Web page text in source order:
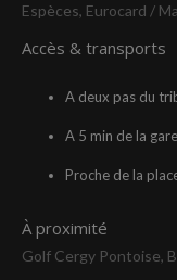
Espèces, Eurocard /
Accès & transports
A deux pas du
A 5 min de la
Proche de la
À proximité
Golf Cergy Pontoise,